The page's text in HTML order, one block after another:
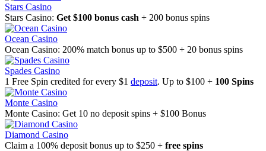
Stars Casino
Stars Casino: Get $100 bonus cash + 200 bonus spins
Ocean Casino
Ocean Casino: 200% match bonus up to $500 + 20 bonus spins
Spades Casino
1 Free Spin credited for every $1 deposit. Up to $100 + 100 Spins
Monte Casino
Monte Casino: Get 10 no deposit spins + $100 Bonus
Diamond Casino
Claim a 100% deposit bonus up to $250 + free spins